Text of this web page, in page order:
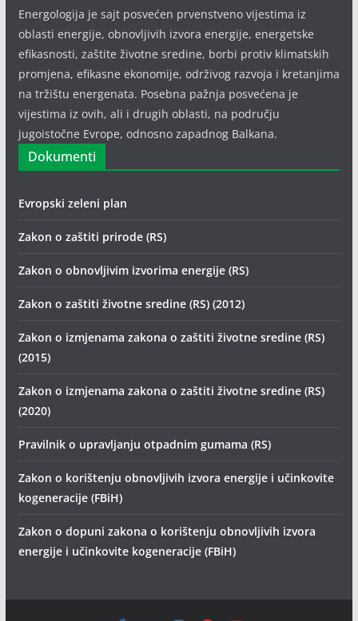
Energologija je sajt posvećen prvenstveno vijestima iz
oblasti energije, obnovljivih izvora energije, energetske
efikasnosti, zaštite životne sredine, borbi protiv klimatskih
promjena, efikasne ekonomije, održivog razvoja i kretanjima
na tržištu energenata. Posebna pažnja posvećena je
vijestima iz ovih, ali i drugih oblasti, na području
jugoistočne Evrope, odnosno zapadnog Balkana.
Dokumenti
Evropski zeleni plan
Zakon o zaštiti prirode (RS)
Zakon o obnovljivim izvorima energije (RS)
Zakon o zaštiti životne sredine (RS) (2012)
Zakon o izmjenama zakona o zaštiti životne sredine (RS)
(2015)
Zakon o izmjenama zakona o zaštiti životne sredine (RS)
(2020)
Pravilnik o upravljanju otpadnim gumama (RS)
Zakon o korištenju obnovljivih izvora energije i učinkovite
kogeneracije (FBiH)
Zakon o dopuni zakona o korištenju obnovljivih izvora
energije i učinkovite kogeneracije (FBiH)